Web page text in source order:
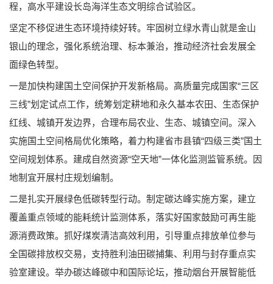
程，高水平建设长岛海洋生态文明综合试验区。
坚定不移促进生态环境持续好转。牢固树立绿水青山就是金山
银山的理念，强化系统治理、标本兼治，推动经济社会发展全
面绿色转型。
一是加快构建国土空间保护开发新格局。高质量完成国家“三区
三线”划定试点工作，统筹划定耕地和永久基本农田、生态保护
红线、城镇开发边界，合理布局农业、生态、城镇空间。深入
实施国土空间格局优化策略，着力构建省市县镇“四级三类”国土
空间规划体系。建成自然资源“空天地”一体化监测监管系统。因
地制宜开展村庄规划编制。
二是扎实开展绿色低碳转型行动。制定碳达峰实施方案，建立
覆盖重点领域的能耗统计监测体系，落实好国家鼓励可再生能
源消费政策。抓好煤炭清洁高效利用，引导重点排放单位参与
全国碳排放权交易，支持胜利油田碳捕集、利用与封存重点实
验室建设。举办碳达峰碳中和国际论坛，推动烟台开展智能低